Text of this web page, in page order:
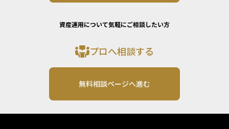
資産運用について気軽にご相談したい方
プロへ相談する
無料相談ページへ進む